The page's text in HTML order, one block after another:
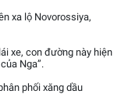
xa lộ Novorossiya,
xe, con đường này hiện
Nga”.
phối xăng dầu